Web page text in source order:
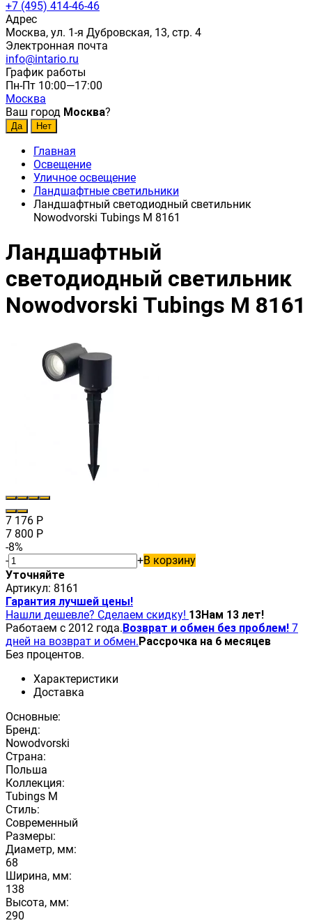
+7 (495) 414-46-46
Адрес
Москва, ул. 1-я Дубровская, 13, стр. 4
Электронная почта
info@intario.ru
График работы
Пн-Пт 10:00—17:00
Москва
Ваш город Москва?
Главная
Освещение
Уличное освещение
Ландшафтные светильники
Ландшафтный светодиодный светильник
Nowodvorski Tubings M 8161
Ландшафтный
светодиодный светильник
Nowodvorski Tubings M 8161
7 176 Р
7 800 Р
-8%
-
+В корзину
Уточняйте
Артикул: 8161
Гарантия лучшей цены!
Нашли дешевле? Сделаем скидку! 13Нам 13 лет!
Работаем с 2012 года.Возврат и обмен без проблем! 7
дней на возврат и обмен.Рассрочка на 6 месяцев
Без процентов.
Характеристики
Доставка
Основные:
Бренд:
Nowodvorski
Страна:
Польша
Коллекция:
Tubings M
Стиль:
Современный
Размеры:
Диаметр, мм:
68
Ширина, мм:
138
Высота, мм:
290